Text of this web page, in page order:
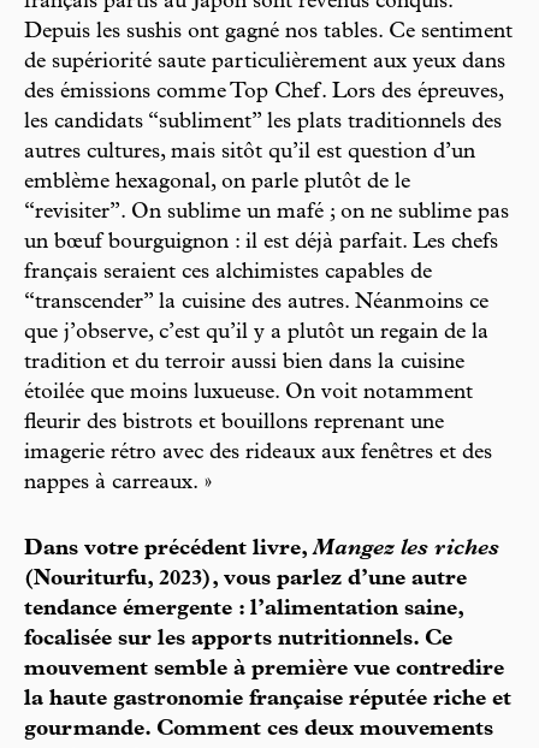
Depuis les sushis ont gagné nos tables. Ce sentiment
de supériorité saute particulièrement aux yeux dans
des émissions comme Top Chef. Lors des épreuves,
les candidats “subliment” les plats traditionnels des
autres cultures, mais sitôt qu’il est question d’un
emblème hexagonal, on parle plutôt de le
“revisiter”. On sublime un mafé ; on ne sublime pas
un bœuf bourguignon : il est déjà parfait. Les chefs
français seraient ces alchimistes capables de
“transcender” la cuisine des autres. Néanmoins ce
que j’observe, c’est qu’il y a plutôt un regain de la
tradition et du terroir aussi bien dans la cuisine
étoilée que moins luxueuse. On voit notamment
fleurir des bistrots et bouillons reprenant une
imagerie rétro avec des rideaux aux fenêtres et des
nappes à carreaux. »
Dans votre précédent livre,Mangez les riches
(Nouriturfu, 2023), vous parlez d’une autre
tendance émergente : l’alimentation saine,
focalisée sur les apports nutritionnels. Ce
mouvement semble à première vue contredire
la haute gastronomie française réputée riche et
gourmande. Comment ces deux mouvements